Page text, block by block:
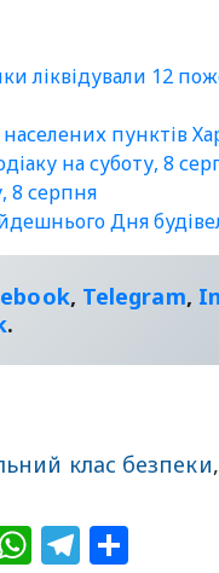
ліквідували 12
населених пунктів
на суботу, 8
8 серпня
Дня
, Telegram,
.
клас безпеки,
WhatsApp